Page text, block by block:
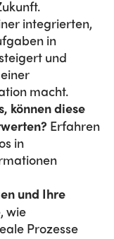
integrierten,
in
und
macht.
können diese
Erfahren
in
und Ihre
wie
Prozesse